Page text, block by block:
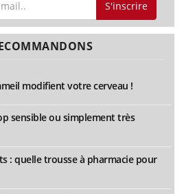
S'inscrire
modifient votre cerveau !
sensible ou simplement très
: quelle trousse à pharmacie pour